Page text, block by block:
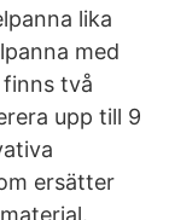
lika
med
finns två
upp till 9
ersätter